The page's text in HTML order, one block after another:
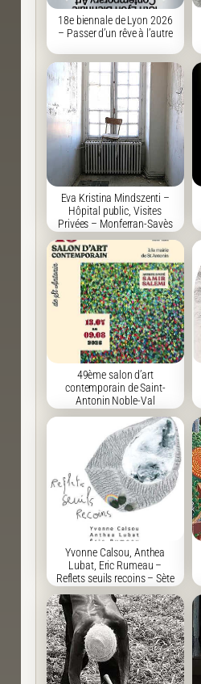
18e biennale de Lyon 2026
– Passer d’un rêve à l’autre
Eva Kristina Mindszenti –
Hôpital public, Visites
Privées – Monferran-Savès
49ème salon d’art
contemporain de Saint-
Antonin Noble-Val
Yvonne Calsou, Anthea
Lubat, Eric Rumeau –
Reflets seuils recoins – Sète